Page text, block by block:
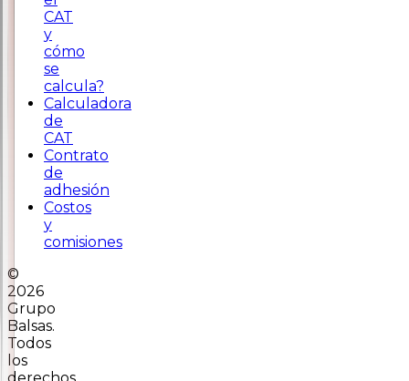
CAT
y
cómo
se
calcula?
Calculadora
de
CAT
Contrato
de
adhesión
Costos
y
comisiones
©
2026
Grupo
Balsas.
Todos
los
derechos